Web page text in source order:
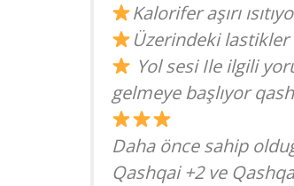
Kalorifer aşırı
Üzerindeki lastikler
Yol sesi Ile ilgili
gelmeye başlıyor
Daha önce sahip
Qashqai +2 ve